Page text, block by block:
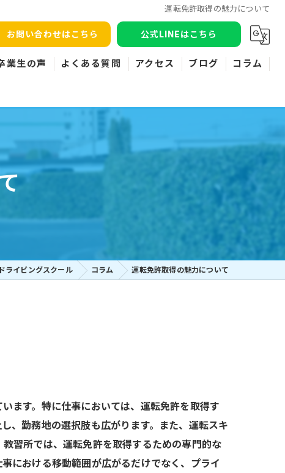
運転免許取得の魅力について
お問い合わせはこちら 公式LINEはこちら
業生の声 よくある質問 アクセス ブログ コラム
ライビングスクール コラム 運転免許取得の魅力について
ます。特に仕事においては、運転免許を取得す
、勤務地の選択肢も広がります。また、運転スキ
習所では、運転免許を取得するための専門的な
における移動範囲が広がるだけでなく、プライ